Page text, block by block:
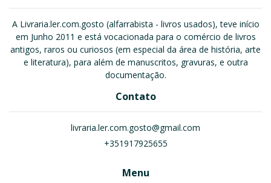
A Livraria.ler.com.gosto (alfarrabista - livros usados), teve início
em Junho 2011 e está vocacionada para o comércio de livros
antigos, raros ou curiosos (em especial da área de história, arte
e literatura), para além de manuscritos, gravuras, e outra
documentação.
Contato
livraria.ler.com.gosto@gmail.com
+351917925655
Menu